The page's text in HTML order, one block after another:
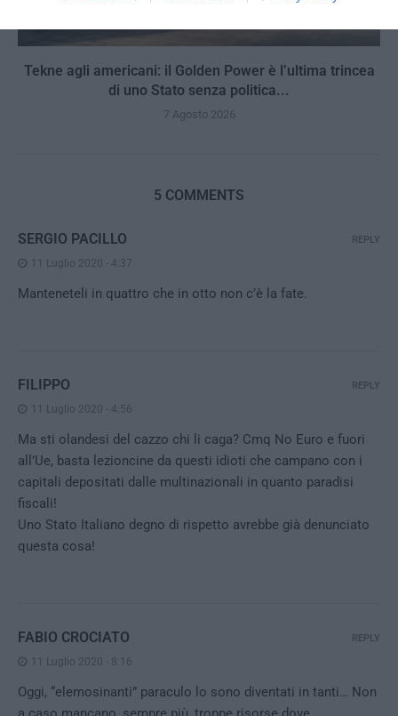
Tekne agli americani: il Golden Power è l’ultima trincea
di uno Stato senza politica...
7 Agosto 2026
5 COMMENTS
SERGIO PACILLO
11 Luglio 2020 - 4:37
Manteneteli in quattro che in otto non c’è la fate.
REPLY
FILIPPO
11 Luglio 2020 - 4:56
Ma sti olandesi del cazzo chi li caga? Cmq No Euro e fuori
all’Ue, basta lezioncine da questi idioti che campano con i
capitali depositati dalle multinazionali in quanto paradisi
fiscali!
Uno Stato Italiano degno di rispetto avrebbe già denunciato
questa cosa!
REPLY
FABIO CROCIATO
11 Luglio 2020 - 8:16
Oggi, “elemosinanti” paraculo lo sono diventati in tanti… Non
REPLY